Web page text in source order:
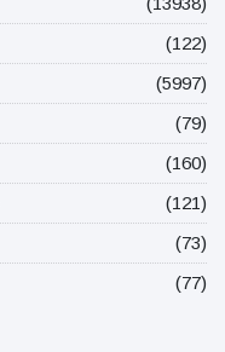
(122)
(5997)
(79)
(160)
(121)
(73)
(77)